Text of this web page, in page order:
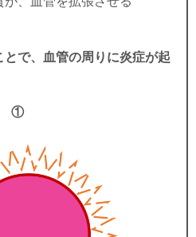
で、血管の周りに炎症が起
①